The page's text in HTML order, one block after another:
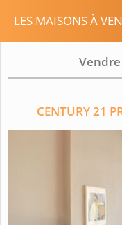
LES MAISONS À
CENTURY 21